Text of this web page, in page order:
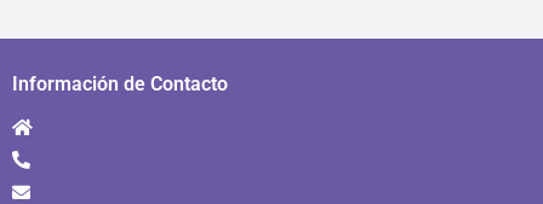
Información de Contacto